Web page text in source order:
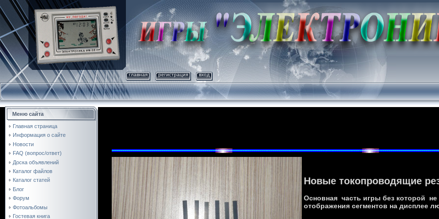
главная регистрация вход
Меню сайта
Главная страница
Информация о сайте
Новости
FAQ (вопрос/ответ)
Доска объявлений
Каталог файлов
Каталог статей
Блог
Форум
Фотоальбомы
Гостевая книга
Новые токопроводящие
Основная часть игры без которой не
отображения сегментов на дисплее